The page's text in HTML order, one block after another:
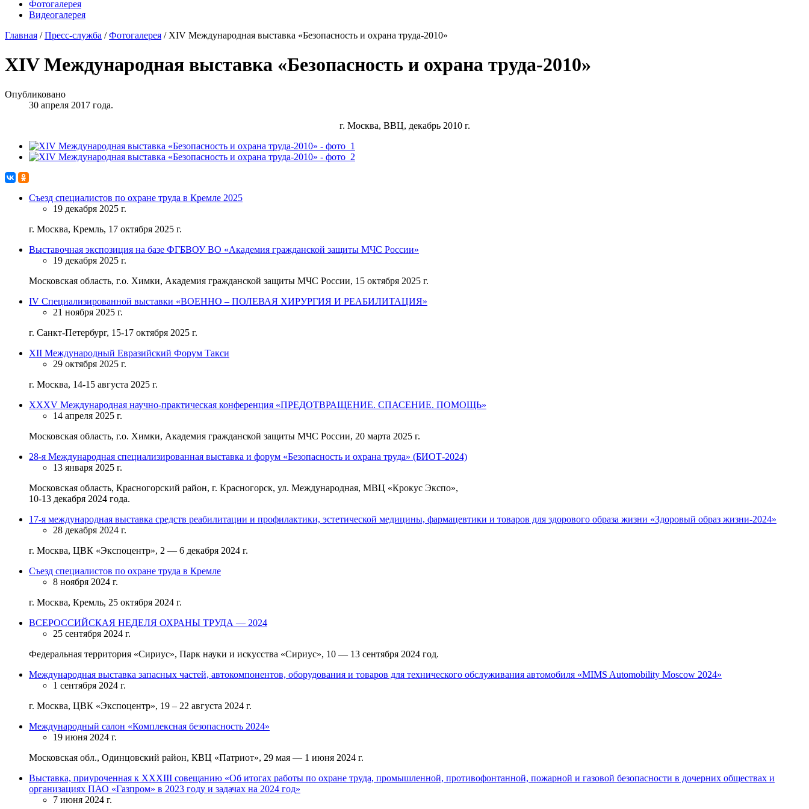
Фотогалерея
Видеогалерея
Главная / Пресс-служба / Фотогалерея / XIV Международная выставка «Безопасность и охрана труда-2010»
XIV Международная выставка «Безопасность и охрана труда-2010»
Опубликовано
30 апреля 2017 года.
г. Москва, ВВЦ, декабрь 2010 г.
Съезд специалистов по охране труда в Кремле 2025
19 декабря 2025 г.
г. Москва, Кремль, 17 октября 2025 г.
Выставочная экспозиция на базе ФГБВОУ ВО «Академия гражданской защиты МЧС России»
19 декабря 2025 г.
Московская область, г.о. Химки, Академия гражданской защиты МЧС России, 15 октября 2025 г.
IV Специализированной выставки «ВОЕННО – ПОЛЕВАЯ ХИРУРГИЯ И РЕАБИЛИТАЦИЯ»
21 ноября 2025 г.
г. Санкт-Петербург, 15-17 октября 2025 г.
XII Международный Евразийский Форум Такси
29 октября 2025 г.
г. Москва, 14-15 августа 2025 г.
ХХХV Международная научно-практическая конференция «ПРЕДОТВРАЩЕНИЕ. СПАСЕНИЕ. ПОМОЩЬ»
14 апреля 2025 г.
Московская область, г.о. Химки, Академия гражданской защиты МЧС России, 20 марта 2025 г.
28-я Международная специализированная выставка и форум «Безопасность и охрана труда» (БИОТ-2024)
13 января 2025 г.
Московская область, Красногорский район, г. Красногорск, ул. Международная, МВЦ «Крокус Экспо»,
10-13 декабря 2024 года.
17-я международная выставка средств реабилитации и профилактики, эстетической медицины, фармацевтики и товаров для здорового образа жизни «Здоровый образ жизни-2024»
28 декабря 2024 г.
г. Москва, ЦВК «Экспоцентр», 2 — 6 декабря 2024 г.
Съезд специалистов по охране труда в Кремле
8 ноября 2024 г.
г. Москва, Кремль, 25 октября 2024 г.
ВСЕРОССИЙСКАЯ НЕДЕЛЯ ОХРАНЫ ТРУДА — 2024
25 сентября 2024 г.
Федеральная территория «Сириус», Парк науки и искусства «Сириус», 10 — 13 сентября 2024 год.
Международная выставка запасных частей, автокомпонентов, оборудования и товаров для технического обслуживания автомобиля «MIMS Automobility Moscow 2024»
1 сентября 2024 г.
г. Москва, ЦВК «Экспоцентр», 19 – 22 августа 2024 г.
Международный салон «Комплексная безопасность 2024»
19 июня 2024 г.
Московская обл., Одинцовский район, КВЦ «Патриот», 29 мая — 1 июня 2024 г.
Выставка, приуроченная к XXXIII совещанию «Об итогах работы по охране труда, промышленной, противофонтанной, пожарной и газовой безопасности в дочерних обществах и
организациях ПАО «Газпром» в 2023 году и задачах на 2024 год»
7 июня 2024 г.